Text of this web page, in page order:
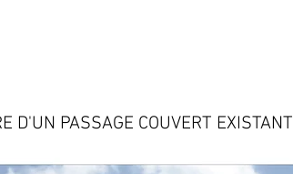
D'UN PASSAGE COUVERT EXISTANT